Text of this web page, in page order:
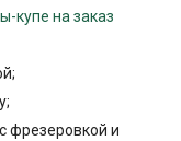
купе на заказ
фрезеровкой и